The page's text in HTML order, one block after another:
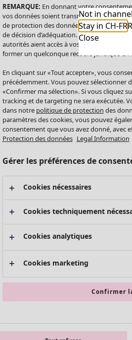
Not in channel
Stay in CH-FR
Close
REMARQUE: En donnant votre
vos données soient transmises aux États-
de protection des données comparable à
de décision d’adéquation. Par conséquent,
autorités aient accès à vos données à
former un quelconque recours juridique en
En cliquant sur «Tout accepter», vous
précédemment. Vous pouvez sélectionner
«Confirmer ma sélection». Si vous cliquez
tracking et de targeting ne sera exécutée.
dans notre politique de protection des
paramètres des cookies, vous pouvez
consentement que vous avez donné, avec
Protection des données Legal Information
Gérer les préférences de
Cookies nécessaires
Cookies techniquement
Cookies analytiques
Cookies marketing
Confirmer